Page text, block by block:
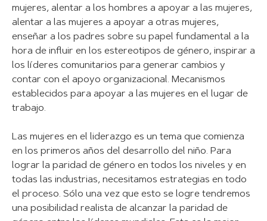
mujeres, alentar a los hombres a apoyar a las mujeres,
alentar a las mujeres a apoyar a otras mujeres,
enseñar a los padres sobre su papel fundamental a la
hora de influir en los estereotipos de género, inspirar a
los líderes comunitarios para generar cambios y
contar con el apoyo organizacional. Mecanismos
establecidos para apoyar a las mujeres en el lugar de
trabajo.
Las mujeres en el liderazgo es un tema que comienza
en los primeros años del desarrollo del niño. Para
lograr la paridad de género en todos los niveles y en
todas las industrias, necesitamos estrategias en todo
el proceso. Sólo una vez que esto se logre tendremos
una posibilidad realista de alcanzar la paridad de